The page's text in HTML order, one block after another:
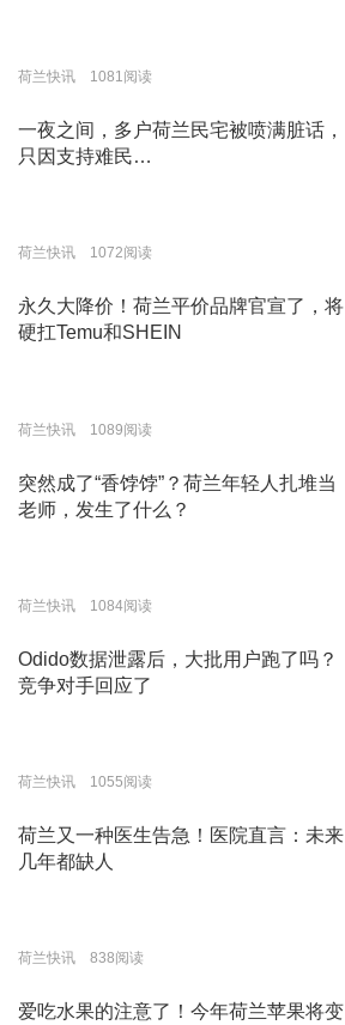
荷兰快讯 1081阅读
一夜之间，多户荷兰民宅被喷满脏话，
只因支持难民…
荷兰快讯 1072阅读
永久大降价！荷兰平价品牌官宣了，将
硬扛Temu和SHEIN
荷兰快讯 1089阅读
突然成了“香饽饽”？荷兰年轻人扎堆当
老师，发生了什么？
荷兰快讯 1084阅读
Odido数据泄露后，大批用户跑了吗？
竞争对手回应了
荷兰快讯 1055阅读
荷兰又一种医生告急！医院直言：未来
几年都缺人
荷兰快讯 838阅读
爱吃水果的注意了！今年荷兰苹果将变